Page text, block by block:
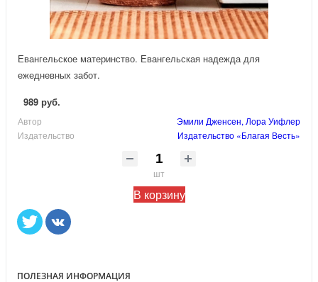
Евангельское материнство. Евангельская надежда для
ежедневных забот.
989 руб.
Автор
Эмили Дженсен, Лора Уифлер
Издательство
Издательство «Благая Весть»
шт
В корзину
ПОЛЕЗНАЯ ИНФОРМАЦИЯ